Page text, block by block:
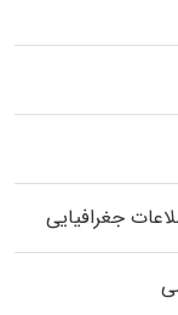
جغرافیایی